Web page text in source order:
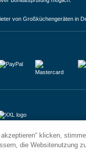
von Großküchengeräten in
34
Wormerveer | Nederland
klicken,
die Websitenutzung